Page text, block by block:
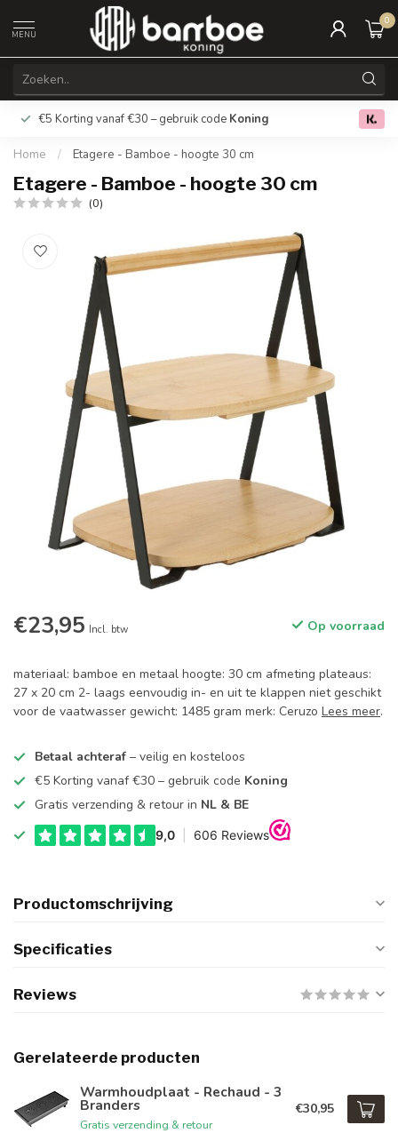
MENU
0
€5 Korting vanaf €30 – gebruik code Koning Gratis
Home / Etagere - Bamboe - hoogte 30 cm
Etagere - Bamboe - hoogte 30 cm
(0)
€23,95 Incl. btw Op voorraad
materiaal: bamboe en metaal hoogte: 30 cm afmeting plateaus:
27 x 20 cm 2- laags eenvoudig in- en uit te klappen niet geschikt
voor de vaatwasser gewicht: 1485 gram merk: Ceruzo Lees meer.
Betaal achteraf – veilig en kosteloos
€5 Korting vanaf €30 – gebruik code Koning
Gratis verzending & retour in NL & BE
Productomschrijving
Specificaties
Reviews
Gerelateerde producten
Warmhoudplaat - Rechaud - 3
Branders
Gratis verzending & retour
€30,95